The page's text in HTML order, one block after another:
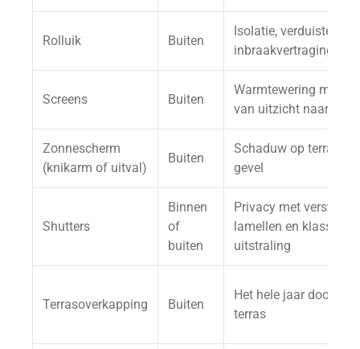
Rolluik Buiten
Isolatie, verduistering
inbraakvertraging
Screens Buiten
Warmtewering met
van uitzicht naar
Zonnescherm
(knikarm of uitval)
Buiten
Schaduw op terras,
gevel
Shutters
Binnen
of
buiten
Privacy met
lamellen en klassieke
uitstraling
Terrasoverkapping Buiten
Het hele jaar door
terras